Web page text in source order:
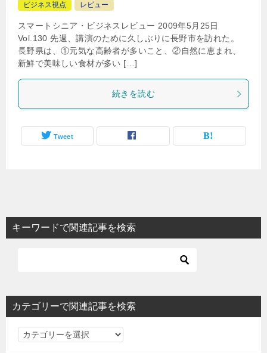
ビジネス視点
レビュー
スマートシニア・ビジネスレビュー 2009年5月25日
Vol.130 先週、講演のために久しぶりに長野市を訪れた。
長野県は、①元気な高齢者が多いこと、②自然に恵まれ、
新鮮で美味しい食材が多い […]
続きを読む
Tweet
キーワードで関連記事を検索
カテゴリーで関連記事を検索
カ